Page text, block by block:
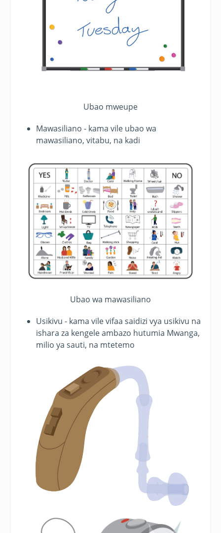
Ubao mweupe
Mawasiliano - kama vile ubao wa
mawasiliano, vitabu, na kadi
Ubao wa mawasiliano
Usikivu - kama vile vifaa saidizi vya usikivu na
ishara za kengele ambazo hutumia Mwanga,
milio ya sauti, na mtetemo